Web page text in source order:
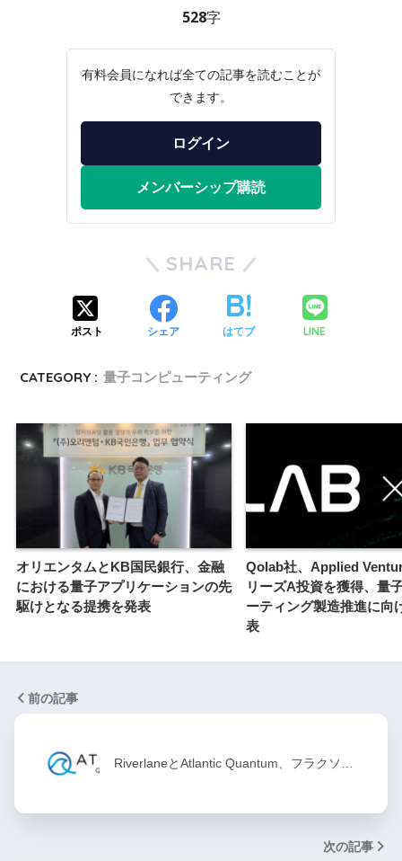
528字
有料会員になれば全ての記事を読むことが
できます。
ログイン
メンバーシップ購読
SHARE
ポスト シェア はてブ LINE
CATEGORY : 量子コンピューティング
オリエンタムとKB国民銀行、金融
における量子アプリケーションの先
駆けとなる提携を発表
Qolab社、Applied
リーズA投資を獲得、量
ーティング製造推進に向
表
前の記事
RiverlaneとAtlantic Quantum、フラクソ…
次の記事